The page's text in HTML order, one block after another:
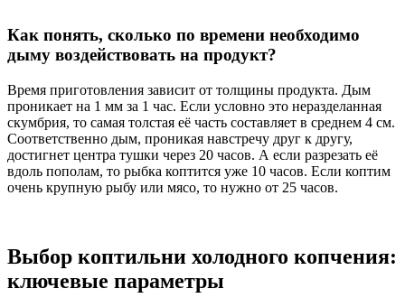
Как понять, сколько по времени необходимо
дыму воздействовать на продукт?
Время приготовления зависит от толщины продукта. Дым
проникает на 1 мм за 1 час. Если условно это неразделанная
скумбрия, то самая толстая её часть составляет в среднем 4 см.
Соответственно дым, проникая навстречу друг к другу,
достигнет центра тушки через 20 часов. А если разрезать её
вдоль пополам, то рыбка коптится уже 10 часов. Если коптим
очень крупную рыбу или мясо, то нужно от 25 часов.
Выбор коптильни холодного копчения:
ключевые параметры